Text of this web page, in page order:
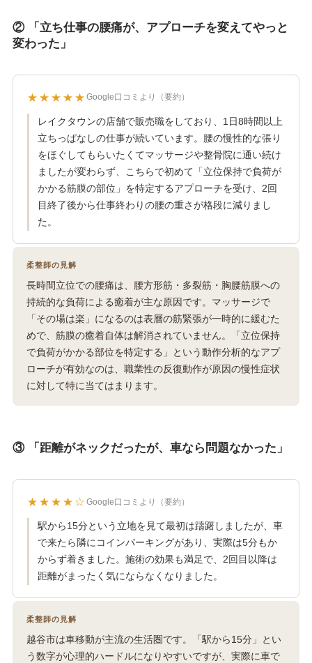
② 「立ち仕事の腰痛が、アプローチを変えてやっと
変わった」
★★★★★ Google口コミより（要約）
レイクタウンの店舗で販売職をしており、1日8時間以上
立ちっぱなしの仕事が続いています。腰の慢性的な張り
をほぐしてもらいたくてマッサージや整骨院に通い続け
ましたが変わらず、こちらで初めて「立位保持で負荷が
かかる筋膜の部位」を特定するアプローチを受け、2回
目終了後から仕事終わりの腰の重さが格段に減りまし
た。
柔整師の見解
長時間立位での腰痛は、腰方形筋・多裂筋・胸腰筋膜への
持続的な負荷による癒着が主な原因です。マッサージで
「その場は楽」になるのは表層の筋緊張が一時的に緩むた
めで、筋膜の癒着自体は解消されていません。「立位保持
で負荷がかかる部位を特定する」という動作分析的なアプ
ローチが有効なのは、職業性の反復動作が原因の慢性症状
に対して特に当てはまります。
③ 「距離がネックだったが、車なら問題なかった」
★★★★☆ Google口コミより（要約）
駅から15分という立地を見て最初は躊躇しましたが、車
で来たら隣にコインパーキングがあり、実際は5分もか
からず着きました。施術の効果も満足で、2回目以降は
距離がまったく気にならなくなりました。
柔整師の見解
越谷市は車移動が主流の生活圏です。「駅から15分」とい
う数字が心理的ハードルになりやすいですが、実際に車で